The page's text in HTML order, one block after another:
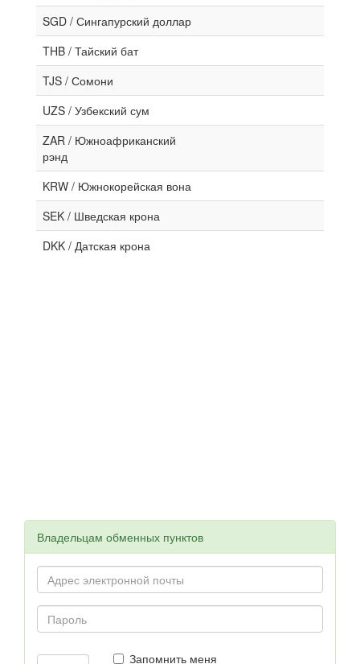
SGD / Сингапурский доллар
THB / Тайский бат
TJS / Сомони
UZS / Узбекский сум
ZAR / Южноафриканский
рэнд
KRW / Южнокорейская вона
SEK / Шведская крона
DKK / Датская крона
Владельцам обменных пунктов
Запомнить меня